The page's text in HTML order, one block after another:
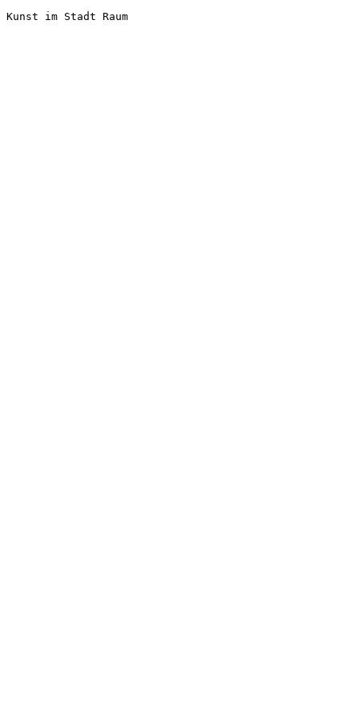
Kunst im Stadt Raum